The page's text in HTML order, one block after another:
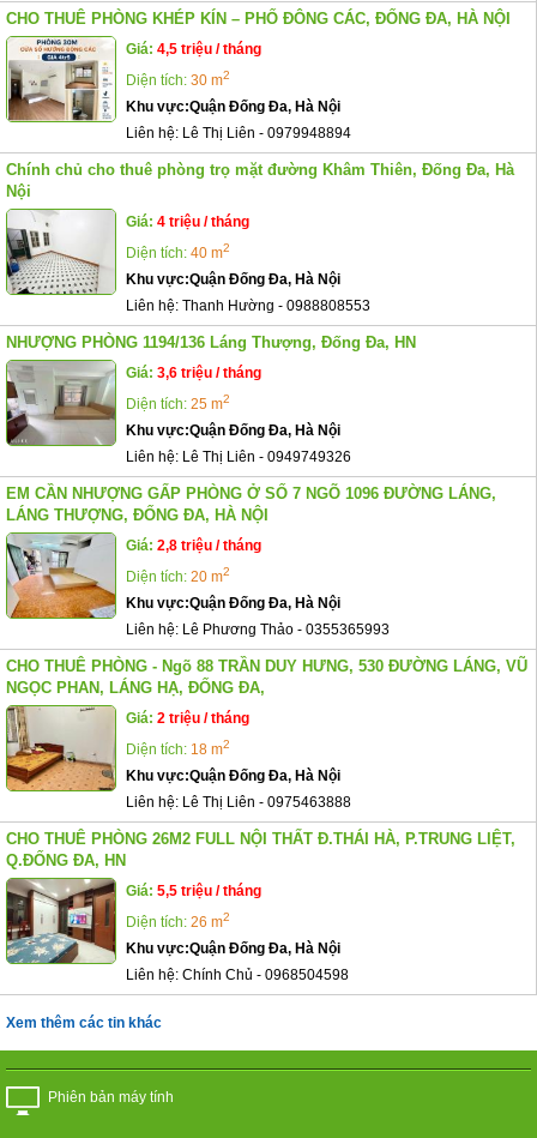
CHO THUÊ PHÒNG KHÉP KÍN – PHỐ ĐÔNG CÁC, ĐỐNG ĐA, HÀ NỘI
Giá: 4,5 triệu / tháng
Diện tích: 30 m2
Khu vực:Quận Đống Đa, Hà Nội
Liên hệ: Lê Thị Liên - 0979948894
Chính chủ cho thuê phòng trọ mặt đường Khâm Thiên, Đống Đa, Hà
Nội
Giá: 4 triệu / tháng
Diện tích: 40 m2
Khu vực:Quận Đống Đa, Hà Nội
Liên hệ: Thanh Hường - 0988808553
NHƯỢNG PHÒNG 1194/136 Láng Thượng, Đống Đa, HN
Giá: 3,6 triệu / tháng
Diện tích: 25 m2
Khu vực:Quận Đống Đa, Hà Nội
Liên hệ: Lê Thị Liên - 0949749326
EM CẦN NHƯỢNG GẤP PHÒNG Ở SỐ 7 NGÕ 1096 ĐƯỜNG LÁNG,
LÁNG THƯỢNG, ĐỐNG ĐA, HÀ NỘI
Giá: 2,8 triệu / tháng
Diện tích: 20 m2
Khu vực:Quận Đống Đa, Hà Nội
Liên hệ: Lê Phương Thảo - 0355365993
CHO THUÊ PHÒNG - Ngõ 88 TRẦN DUY HƯNG, 530 ĐƯỜNG LÁNG, VŨ
NGỌC PHAN, LÁNG HẠ, ĐỐNG ĐA,
Giá: 2 triệu / tháng
Diện tích: 18 m2
Khu vực:Quận Đống Đa, Hà Nội
Liên hệ: Lê Thị Liên - 0975463888
CHO THUÊ PHÒNG 26M2 FULL NỘI THẤT Đ.THÁI HÀ, P.TRUNG LIỆT,
Q.ĐỐNG ĐA, HN
Giá: 5,5 triệu / tháng
Diện tích: 26 m2
Khu vực:Quận Đống Đa, Hà Nội
Liên hệ: Chính Chủ - 0968504598
Xem thêm các tin khác
Phiên bản máy tính